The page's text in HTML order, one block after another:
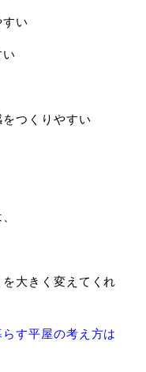
い
つくりやすい
大きく変えてくれ
す平屋の考え方は